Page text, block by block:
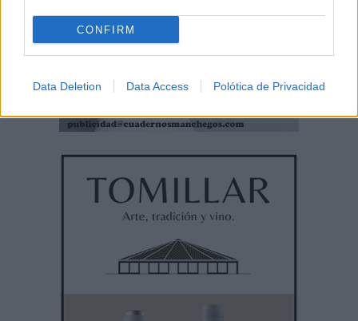
CONFIRM
Data Deletion Data Access Polótica de Privacidad